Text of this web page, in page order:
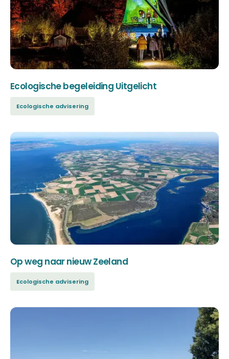
Ecologische begeleiding Uitgelicht
Ecologische advisering
Op weg naar nieuw Zeeland
Ecologische advisering